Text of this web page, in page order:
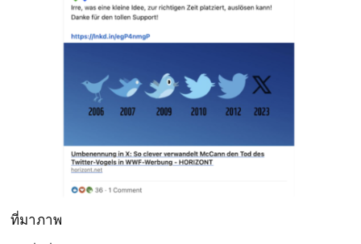
ที่มาภาพ